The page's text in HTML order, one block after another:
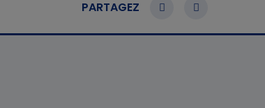
PARTAGEZ